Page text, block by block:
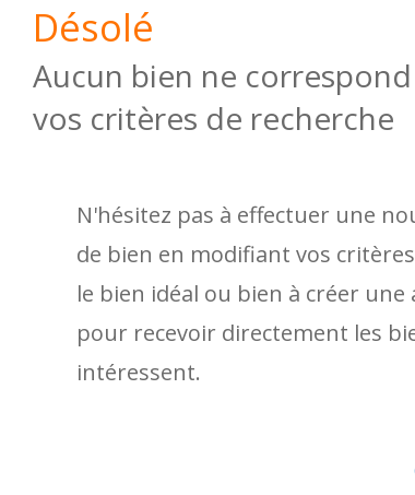
Désolé
Aucun bien ne correspond
vos critères de recherche
N'hésitez pas à effectuer une
de bien en modifiant vos
le bien idéal ou bien à créer une
pour recevoir directement les
intéressent.